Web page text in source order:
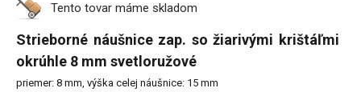
Tento tovar máme skladom
Strieborné náušnice zap. so žiarivými krištáľmi
okrúhle 8 mm svetloružové
priemer: 8 mm, výška celej náušnice: 15 mm